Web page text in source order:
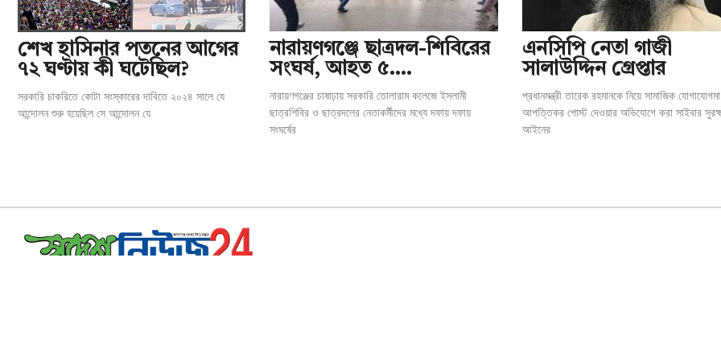
শেখ হাসিনার পতনের আগের
৭২ ঘণ্টায় কী ঘটেছিল?
সরকারি চাকরিতে কোটা সংস্কারের দাবিতে ২০২৪ সালে যে
আন্দোলন শুরু হয়েছিল সে আন্দোলন যে
‎নারায়ণগঞ্জে ছাত্রদল-শিবিরের
সংঘর্ষ, আহত ৫….
নারায়ণগঞ্জের চাষাঢ়ায় সরকারি তোলারাম কলেজে ইসলামী
ছাত্রশিবির ও ছাত্রদলের নেতাকর্মীদের মধ্যে দফায় দফায়
সংঘর্ষের
এনসিপি নেতা গাজী
সালাউদ্দিন গ্রেপ্তার
প্রধানমন্ত্রী তারেক রহমানকে নিয়ে সামাজিক
আপত্তিকর পোস্ট দেওয়ার অভিযোগে করা সাইবার
আইনের